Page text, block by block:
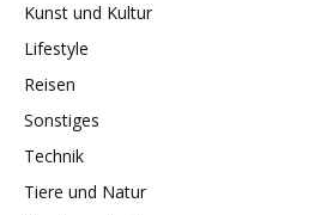
Kunst und Kultur
Lifestyle
Reisen
Sonstiges
Technik
Tiere und Natur